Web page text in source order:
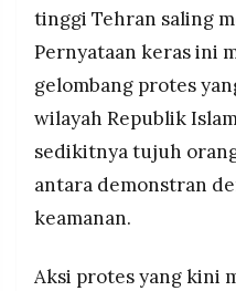
©
PT.
RESOLUSI
PRAMUDITA
©
Resolusi.co
Iran anjlok ke 1,4
berkembang
yang menyebar ke
menjadikannya
Mahsa Amini pada
Dukungan terbuka
menandai
sebelumnya
dengan para ahli
tinggi Tehran saling
Pernyataan keras ini
gelombang protes
wilayah Republik
sedikitnya tujuh
antara demonstran
keamanan.
Aksi protes yang kini